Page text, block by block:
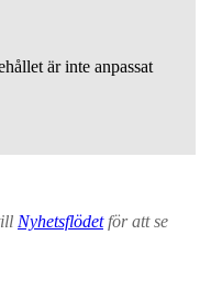
är inte anpassat
Nyhetsflödetför att se